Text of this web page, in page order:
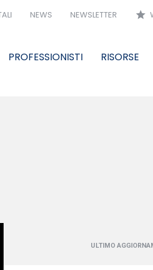
NEWS NEWSLETTER star
PROFESSIONISTI RISORSE
ULTIMO